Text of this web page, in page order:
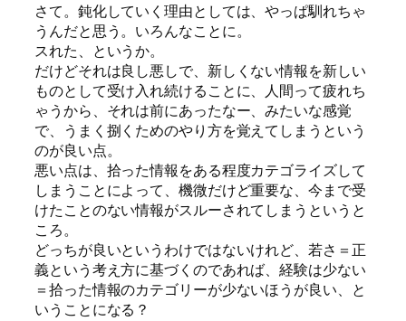
さて。鈍化していく理由としては、やっぱ馴れちゃ
うんだと思う。いろんなことに。
スれた、というか。
だけどそれは良し悪しで、新しくない情報を新しい
ものとして受け入れ続けることに、人間って疲れち
ゃうから、それは前にあったなー、みたいな感覚
で、うまく捌くためのやり方を覚えてしまうという
のが良い点。
悪い点は、拾った情報をある程度カテゴライズして
しまうことによって、機微だけど重要な、今まで受
けたことのない情報がスルーされてしまうというと
ころ。
どっちが良いというわけではないけれど、若さ＝正
義という考え方に基づくのであれば、経験は少ない
＝拾った情報のカテゴリーが少ないほうが良い、と
いうことになる？